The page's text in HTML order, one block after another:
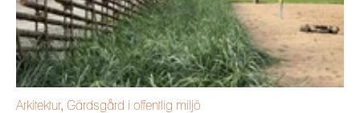
Arkitektur, Gärdsgård i offentlig miljö